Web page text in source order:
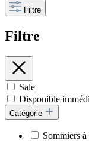
Filtre
Filtre
Sale
Disponible
Catégorie
Sommiers à